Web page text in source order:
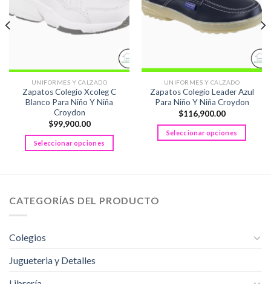
UNIFORMES Y CALZADO
Zapatos Colegio Xcoleg C
Blanco Para Niño Y Niña
Croydon
$99,900.00
Seleccionar opciones
variantes.
pueden
UNIFORMES Y CALZADO
Zapatos Colegio Leader Azul
Para Niño Y Niña Croydon
$116,900.00
Seleccionar opciones
CATEGORÍAS DEL PRODUCTO
Colegios
Jugueteria y Detalles